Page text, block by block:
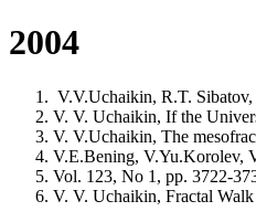
2004
V.V.Uchaikin, R.T.
V. V. Uchaikin, If the
V. V.Uchaikin, The
V.E.Bening, V.Yu.Korolev,
Vol. 123, No 1, pp. 3722-
V. V. Uchaikin, Fractal